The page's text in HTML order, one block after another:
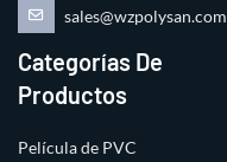
sales@wzpolysan.com
Categorías De
Productos
Película de PVC